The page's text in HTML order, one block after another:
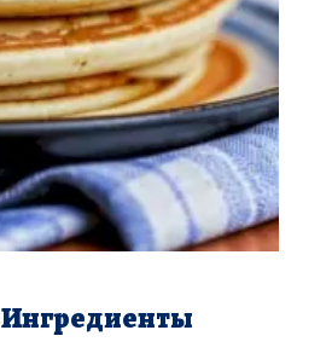
Ингредиенты